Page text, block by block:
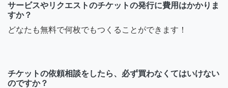
サービスやリクエストのチケットの発行に費用はかかりま
すか？
どなたも無料で何枚でもつくることができます！
チケットの依頼相談をしたら、必ず買わなくてはいけない
のですか？